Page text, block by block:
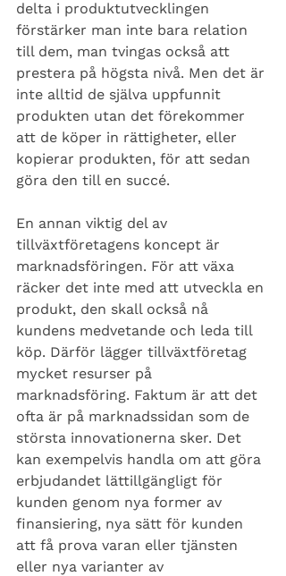
delta i produktutvecklingen
förstärker man inte bara relation
till dem, man tvingas också att
prestera på högsta nivå. Men det är
inte alltid de själva uppfunnit
produkten utan det förekommer
att de köper in rättigheter, eller
kopierar produkten, för att sedan
göra den till en succé.
En annan viktig del av
tillväxtföretagens koncept är
marknadsföringen. För att växa
räcker det inte med att utveckla en
produkt, den skall också nå
kundens medvetande och leda till
köp. Därför lägger tillväxtföretag
mycket resurser på
marknadsföring. Faktum är att det
ofta är på marknadssidan som de
största innovationerna sker. Det
kan exempelvis handla om att göra
erbjudandet lättillgängligt för
kunden genom nya former av
finansiering, nya sätt för kunden
att få prova varan eller tjänsten
eller nya varianter av